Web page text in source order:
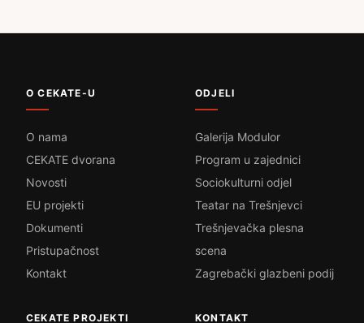
O CEKATE-U
O nama
CEKATE dvorana
Novosti
EU projekti
Dokumenti
Pristupačnost
Kontakt
ODJELI
Galerija Modulor
Program u zajednici
Sociokulturni odjel
Teatar na Trešnjevci
Trešnjevačka plesna
scena
Zagrebački glazbeni podij
CEKATE PROJEKTI KONTAKT